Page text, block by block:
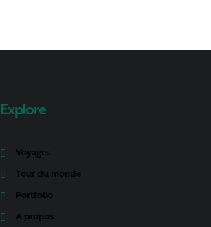
Explore
Voyages
Tour du monde
Portfolio
A propos